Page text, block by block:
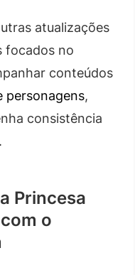
atualizações
focados no
conteúdos
personagens,
consistência
Princesa
o